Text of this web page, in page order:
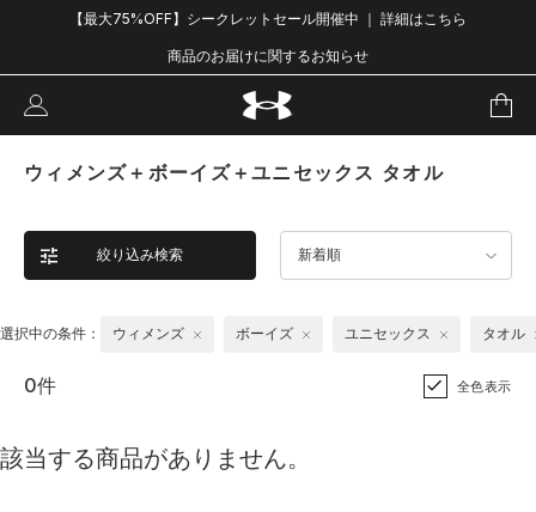
【最大75%OFF】シークレットセール開催中 ｜ 詳細はこちら
商品のお届けに関するお知らせ
ウィメンズ＋ボーイズ＋ユニセックス タオル
絞り込み検索 新着順
選択中の条件： ウィメンズ ボーイズ ユニセックス タオル
0件 全色表示
該当する商品がありません。